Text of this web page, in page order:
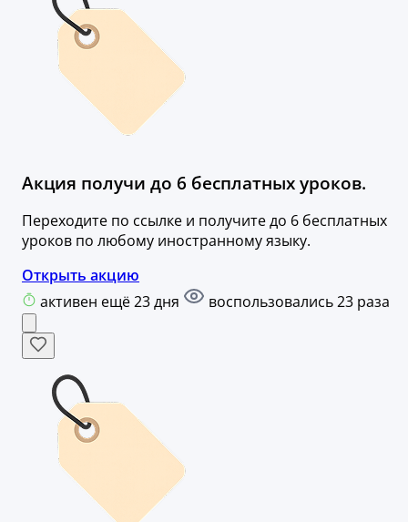
Акция получи до 6 бесплатных уроков.
Переходите по ссылке и получите до 6 бесплатных
уроков по любому иностранному языку.
Открыть акцию
активен ещё 23 дня
воспользовались 23 раза